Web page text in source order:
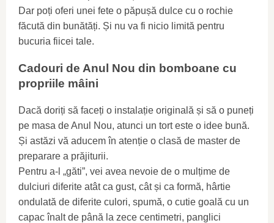
Dar poți oferi unei fete o păpușă dulce cu o rochie
făcută din bunătăți. Și nu va fi nicio limită pentru
bucuria fiicei tale.
Cadouri de Anul Nou din bomboane cu
propriile mâini
Dacă doriți să faceți o instalație originală și să o puneți
pe masa de Anul Nou, atunci un tort este o idee bună.
Și astăzi vă aducem în atenție o clasă de master de
preparare a prăjiturii.
Pentru a-l „găti”, vei avea nevoie de o mulțime de
dulciuri diferite atât ca gust, cât și ca formă, hârtie
ondulată de diferite culori, spumă, o cutie goală cu un
capac înalt de până la zece centimetri, panglici